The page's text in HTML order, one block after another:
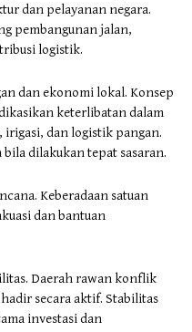
dan pelayanan negara.
pembangunan jalan,
logistik.
dan ekonomi lokal. Konsep
keterlibatan dalam
dan logistik pangan.
dilakukan tepat sasaran.
Keberadaan satuan
dan bantuan
Daerah rawan konflik
secara aktif. Stabilitas
investasi dan